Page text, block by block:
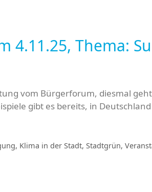
4.11.25, Thema:
vom Bürgerforum, diesmal
gibt es bereits, in
, Klima in der Stadt, Stadtgrün,